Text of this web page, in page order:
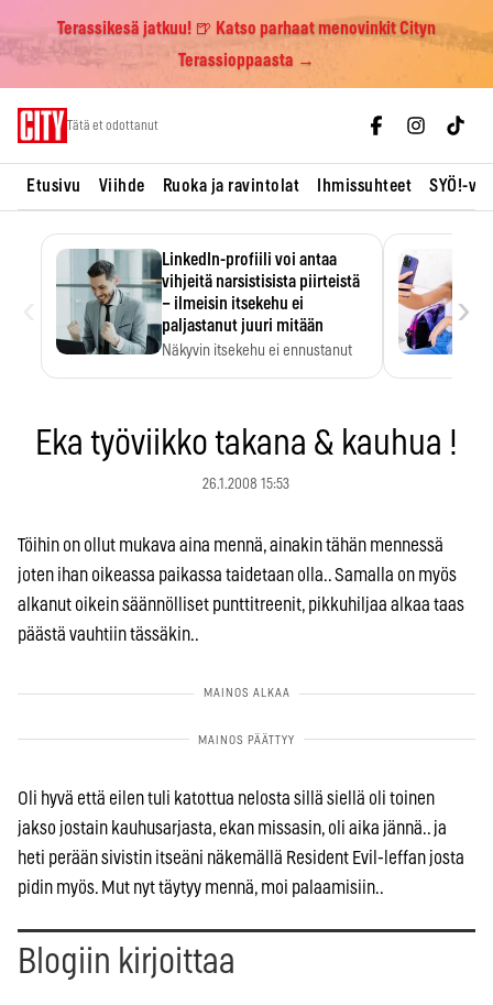
Terassikesä jatkuu! 🍺 Katso parhaat menovinkit Cityn
Terassioppaasta →
Tätä et odottanut
Etusivu Viihde Ruoka ja ravintolat Ihmissuhteet SYÖ!-
LinkedIn-profiili voi antaa
vihjeitä narsistisista piirteistä
– ilmeisin itsekehu ei
paljastanut juuri mitään
Näkyvin itsekehu ei ennustanut
›
Eka työviikko takana & kauhua !
26.1.2008 15:53
Töihin on ollut mukava aina mennä, ainakin tähän mennessä
joten ihan oikeassa paikassa taidetaan olla.. Samalla on myös
alkanut oikein säännölliset punttitreenit, pikkuhiljaa alkaa taas
päästä vauhtiin tässäkin..
Oli hyvä että eilen tuli katottua nelosta sillä siellä oli toinen
jakso jostain kauhusarjasta, ekan missasin, oli aika jännä.. ja
heti perään sivistin itseäni näkemällä Resident Evil-leffan josta
pidin myös. Mut nyt täytyy mennä, moi palaamisiin..
Blogiin kirjoittaa